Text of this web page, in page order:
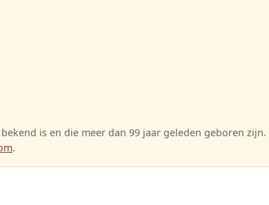
is en die meer dan 99 jaar geleden geboren
.